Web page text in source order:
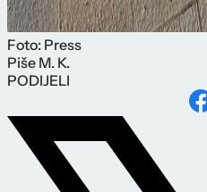
Foto: Press
Piše M. K.
PODIJELI